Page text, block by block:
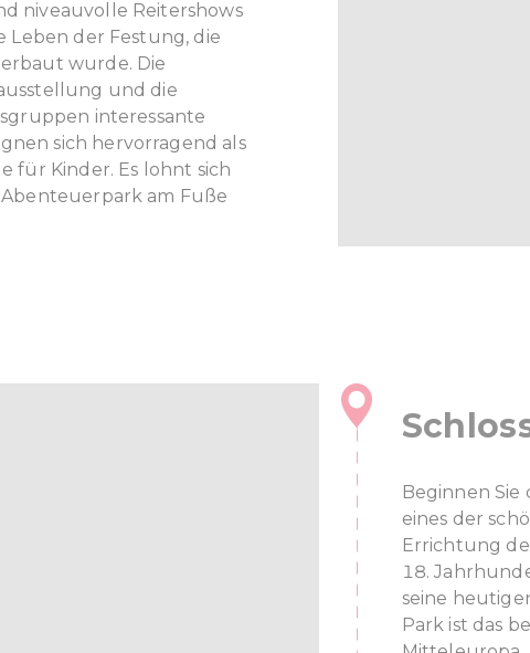
niveauvolle Reitershows
Leben der Festung, die
wurde. Die
und die
interessante
sich hervorragend als
für Kinder. Es lohnt sich
am Fuße
Beginnen
eines der
Errichtung
18.
seine
Park ist das